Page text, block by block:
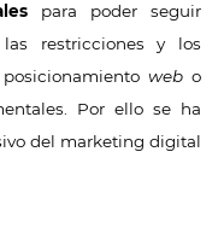
para poder seguir
restricciones y los
web o
Por ello se ha
del marketing digital